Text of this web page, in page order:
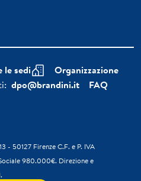
le sedi
Organizzazione
dpo@brandini.it
FAQ
- 50127 Firenze C.F. e P. IVA
980.000€. Direzione e